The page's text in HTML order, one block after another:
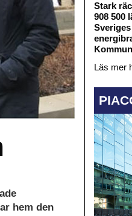
hem den
Stark
908 500
Läs mer